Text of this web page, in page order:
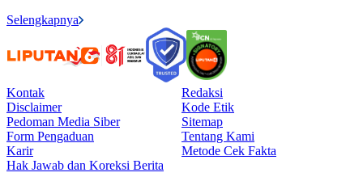
Selengkapnya
Kontak
Redaksi
Disclaimer
Kode Etik
Pedoman Media Siber
Sitemap
Form Pengaduan
Tentang Kami
Karir
Metode Cek Fakta
Hak Jawab dan Koreksi Berita